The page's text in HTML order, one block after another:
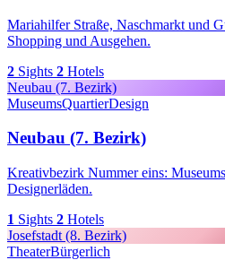
Mariahilfer Straße, Naschmarkt und
Shopping und Ausgehen.
2 Sights 2 Hotels
Neubau (7. Bezirk)
MuseumsQuartierDesign
Neubau (7. Bezirk)
Kreativbezirk Nummer eins:
Designerläden.
1 Sights 2 Hotels
Josefstadt (8. Bezirk)
TheaterBürgerlich